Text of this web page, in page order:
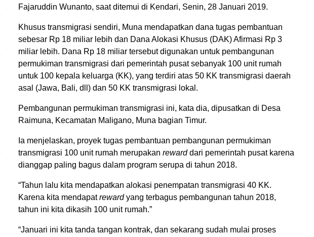
Fajaruddin Wunanto, saat ditemui di Kendari, Senin, 28 Januari 2019.
Khusus transmigrasi sendiri, Muna mendapatkan dana tugas pembantuan
sebesar Rp 18 miliar lebih dan Dana Alokasi Khusus (DAK) Afirmasi Rp 3
miliar lebih. Dana Rp 18 miliar tersebut digunakan untuk pembangunan
permukiman transmigrasi dari pemerintah pusat sebanyak 100 unit rumah
untuk 100 kepala keluarga (KK), yang terdiri atas 50 KK transmigrasi daerah
asal (Jawa, Bali, dll) dan 50 KK transmigrasi lokal.
Pembangunan permukiman transmigrasi ini, kata dia, dipusatkan di Desa
Raimuna, Kecamatan Maligano, Muna bagian Timur.
Ia menjelaskan, proyek tugas pembantuan pembangunan permukiman
transmigrasi 100 unit rumah merupakan rewarddari pemerintah pusat karena
dianggap paling bagus dalam program serupa di tahun 2018.
“Tahun lalu kita mendapatkan alokasi penempatan transmigrasi 40 KK.
Karena kita mendapatrewardyang terbagus pembangunan tahun 2018,
tahun ini kita dikasih 100 unit rumah.”
“Januari ini kita tanda tangan kontrak, dan sekarang sudah mulai proses